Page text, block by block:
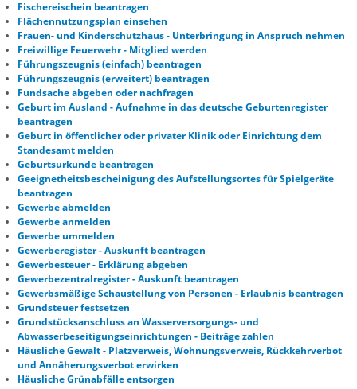
Fischereischein beantragen
Flächennutzungsplan einsehen
Frauen- und Kinderschutzhaus - Unterbringung in Anspruch nehmen
Freiwillige Feuerwehr - Mitglied werden
Führungszeugnis (einfach) beantragen
Führungszeugnis (erweitert) beantragen
Fundsache abgeben oder nachfragen
Geburt im Ausland - Aufnahme in das deutsche Geburtenregister
beantragen
Geburt in öffentlicher oder privater Klinik oder Einrichtung dem
Standesamt melden
Geburtsurkunde beantragen
Geeignetheitsbescheinigung des Aufstellungsortes für Spielgeräte
beantragen
Gewerbe abmelden
Gewerbe anmelden
Gewerbe ummelden
Gewerberegister - Auskunft beantragen
Gewerbesteuer - Erklärung abgeben
Gewerbezentralregister - Auskunft beantragen
Gewerbsmäßige Schaustellung von Personen - Erlaubnis beantragen
Grundsteuer festsetzen
Grundstücksanschluss an Wasserversorgungs- und
Abwasserbeseitigungseinrichtungen - Beiträge zahlen
Häusliche Gewalt - Platzverweis, Wohnungsverweis, Rückkehrverbot
und Annäherungsverbot erwirken
Häusliche Grünabfälle entsorgen